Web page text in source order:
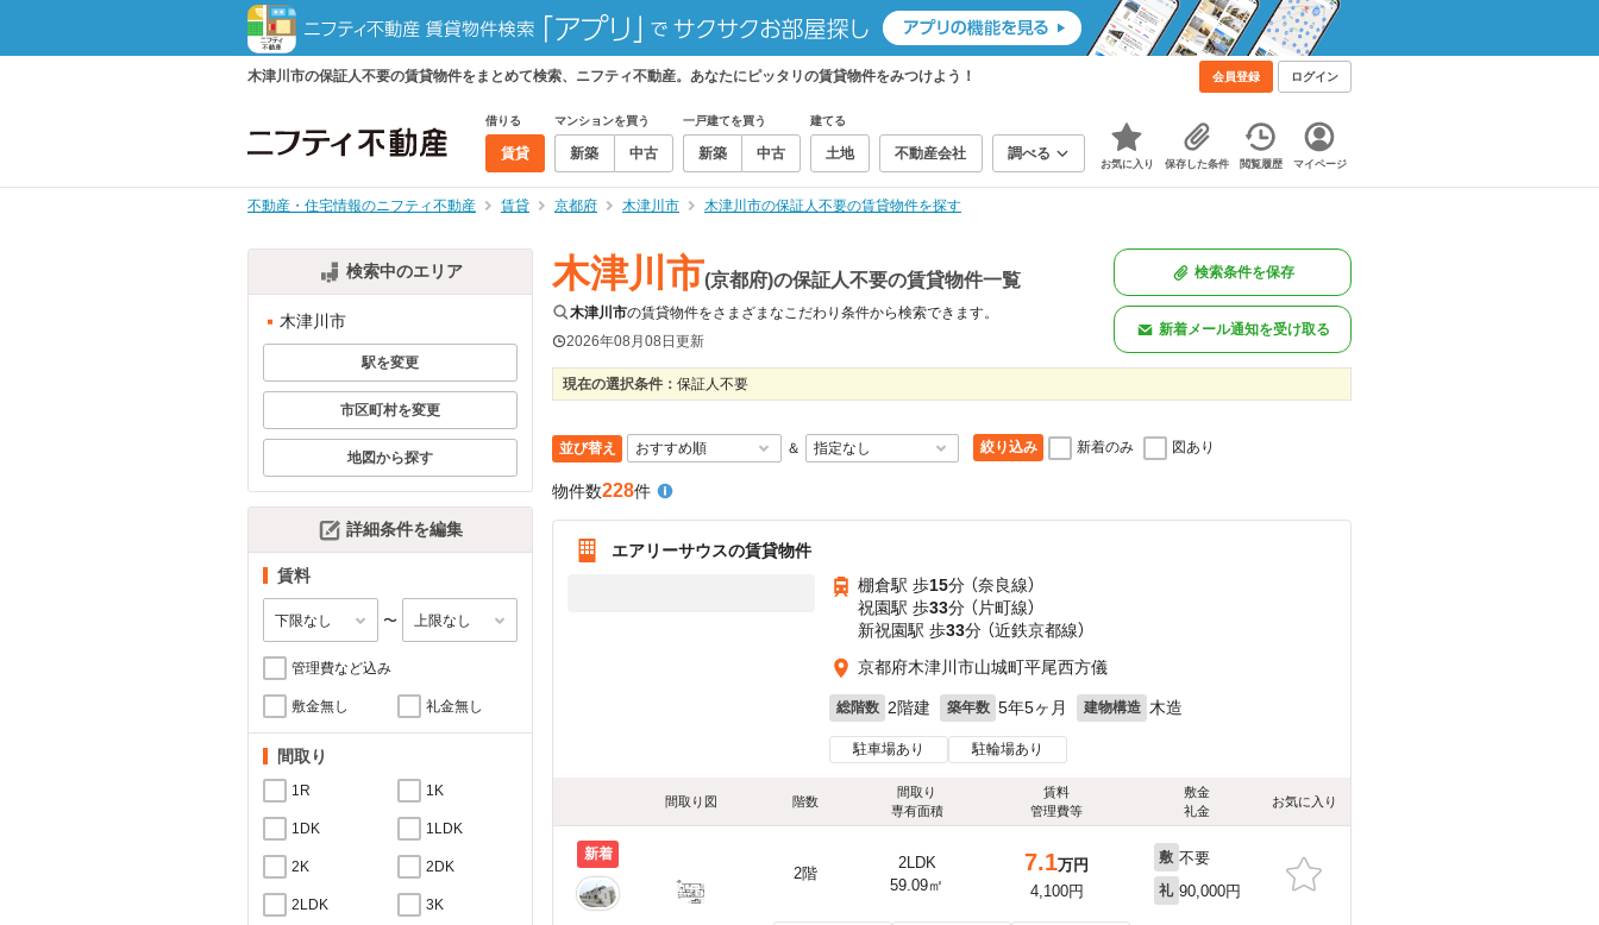
木津川市の保証人不要の賃貸物件をまとめて検索、ニフティ不動産。あなたにピッタリの賃貸物件をみつけよう！ 会員登録 ログイン
借りる
賃貸
マンションを買う
新築 中古
一戸建てを買う
新築 中古
建てる
土地 不動産会社 調べる
お気に入り 保存した条件 閲覧履歴 マイページ
不動産・住宅情報のニフティ不動産 賃貸 京都府 木津川市 木津川市の保証人不要の賃貸物件を探す
検索中のエリア
木津川市
駅を変更
市区町村を変更
地図から探す
詳細条件を編集
賃料
〜
管理費など込み
敷金無し 礼金無し
間取り
1R 1K
1DK 1LDK
2K 2DK
2LDK 3K
木津川市(京都府)の保証人不要の賃貸物件一覧
木津川市の賃貸物件をさまざまなこだわり条件から検索できます。
2026年08月08日更新
検索条件を保存
新着メール通知を受け取る
現在の選択条件： 保証人不要
並び替え ＆ 絞り込み 新着のみ 図あり
物件数228件
エアリーサウスの賃貸物件
棚倉駅 歩15分 （奈良線）
祝園駅 歩33分 （片町線）
新祝園駅 歩33分 （近鉄京都線）
京都府木津川市山城町平尾西方儀
総階数 2階建 築年数 5年5ヶ月 建物構造 木造
駐車場あり 駐輪場あり
間取り図 階数
間取り
専有面積
賃料
管理費等
敷金
礼金
お気に入り
新着
2階
2LDK
59.09㎡
7.1万円
4,100円
敷 不要
礼 90,000円